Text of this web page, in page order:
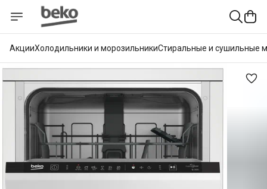
АкцииХолодильники и морозильникиСтиральные и сушильные